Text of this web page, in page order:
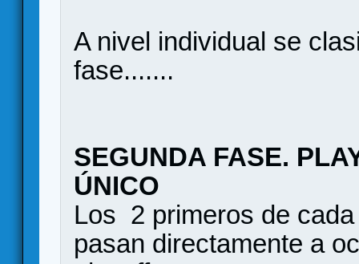
A nivel individual se
fase.......
SEGUNDA FASE.
ÚNICO
Los 2 primeros de
pasan directamente a